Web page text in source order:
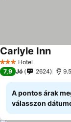
3 Kategória
Hotel
Carlyle Inn
7,9 Jó 2624
A pontos árak
válasszon